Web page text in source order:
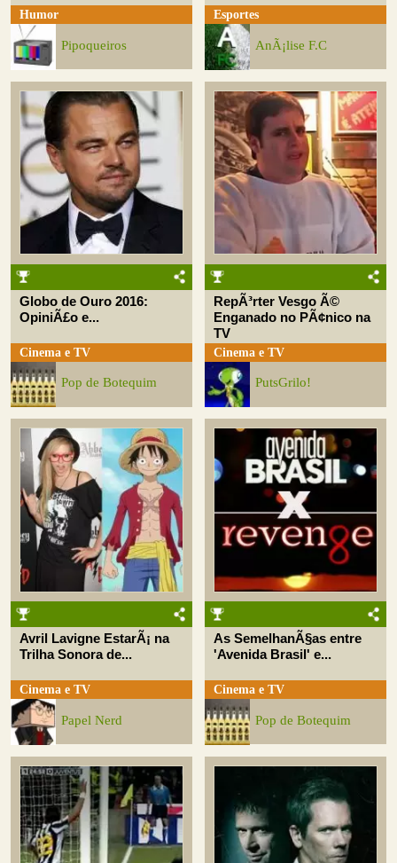
Humor
Pipoqueiros
Esportes
AnÃ¡lise F.C
Globo de Ouro 2016:
OpiniÃ£o e...
Cinema e TV
Pop de Botequim
RepÃ³rter Vesgo Ã©
Enganado no PÃ¢nico na
TV
Cinema e TV
PutsGrilo!
Avril Lavigne EstarÃ¡ na
Trilha Sonora de...
Cinema e TV
Papel Nerd
As SemelhanÃ§as entre
'Avenida Brasil' e...
Cinema e TV
Pop de Botequim